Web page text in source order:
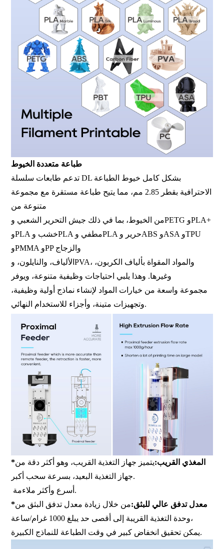
طباعة متعددة الخيوط
تدعم طابعات سلسلة DL بشكل كامل خيوط الطباعة
الاحترافية بقطر 2.85 مم، مما يتيح طباعة مستقرة مع مجموعة
من الخيوط، بما في ذلك جيش التحرير الشعبي وPETG وPLA+
وPLA خشب وPLA مطفي وPLA حرير وABS وASA وTPU
الألياف، والنايلون، وPVA، والمواد المقواة بألياف الكربون،
مجموعة واسعة من خيارات المواد لإنشاء نماذج أولية وظيفية،
وتجهيزات متينة، وأجزاء للاستخدام النهائي.
*المغذي القريب:يتميز جهاز التغذية القريب، وهو أكثر دقة من
جهاز التغذية البعيد، بسرعة سحب أكبر.
أسرع وأكثر ملاءمة.
*معدل تدفق عالي للبثق:من خلال زيادة معدل تدفق البثق من
وحدة التغذية القريبة إلى أقصى حد يبلغ 1000 غرام/ساعة،
يمكن تحقيق انخفاض كبير في وقت الطباعة للنماذج الكبيرة.